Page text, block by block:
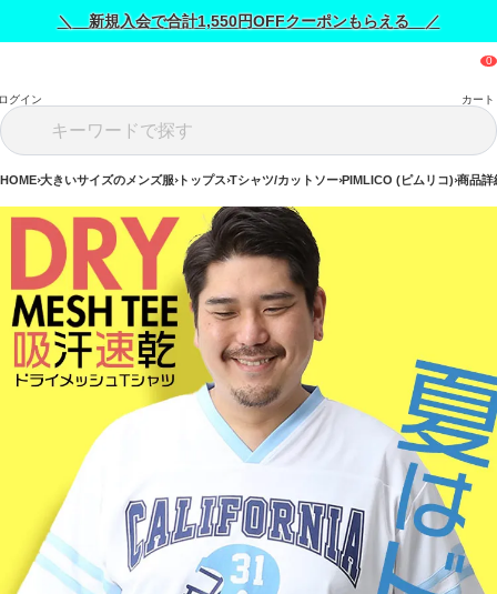
＼ 新規入会で合計1,550円OFFクーポンもらえる ／
グイン カート
HOME 大きいサイズのメンズ服 トップス Tシャツ/カットソー PIMLICO (ピムリコ) 商品詳